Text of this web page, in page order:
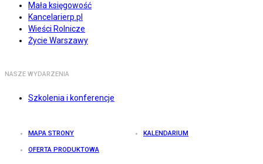
Mała księgowość
Kancelarierp.pl
Wieści Rolnicze
Życie Warszawy
NASZE WYDARZENIA
Szkolenia i konferencje
MAPA STRONY KALENDARIUM
OFERTA PRODUKTOWA